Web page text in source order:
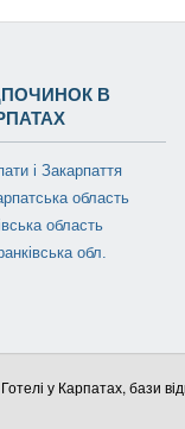
В
і Закарпаття
область
область
обл.
Готелі у Карпатах, бази